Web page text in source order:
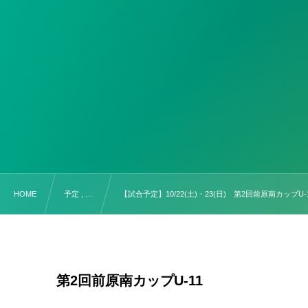
HOME 予定 , … 【試合予定】10/22(土)・23(日) 第2回前原南カップU-
第2回前原南カップU-11